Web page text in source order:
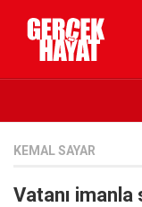
KEMAL SAYAR
Vatanı imanla